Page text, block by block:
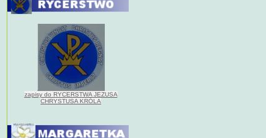
zapisy do RYCERSTWA JEZUSA
CHRYSTUSA KRÓLA